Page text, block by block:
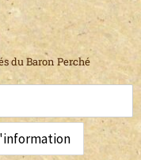
du Baron Perché